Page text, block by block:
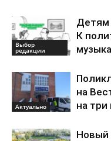
Выбор
редакции
Детям
К
Актуально
на
на три
Новый